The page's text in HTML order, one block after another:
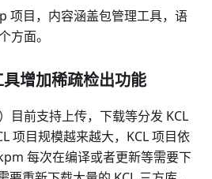
项目，内容涵盖包管理工具，语
方面。
增加稀疏检出功能
目前支持上传，下载等分发 KCL
项目规模越来越大，KCL 项目依
每次在编译或者更新等需要下